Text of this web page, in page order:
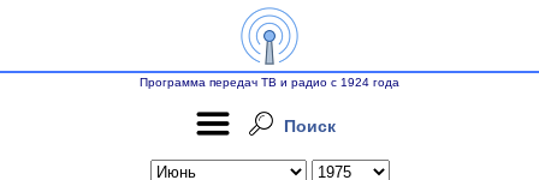
Программа передач ТВ и радио с 1924 года
Поиск